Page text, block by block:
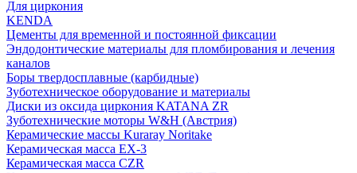
Для циркония
KENDA
Цементы для временной и постоянной фиксации
Эндодонтические материалы для пломбирования и лечения
каналов
Боры твердосплавные (карбидные)
Зуботехническое оборудование и материалы
Диски из оксида циркония KATANA ZR
Зуботехнические моторы W&H (Австрия)
Керамические массы Kuraray Noritake
Керамическая масса EX-3
Керамическая масса CZR